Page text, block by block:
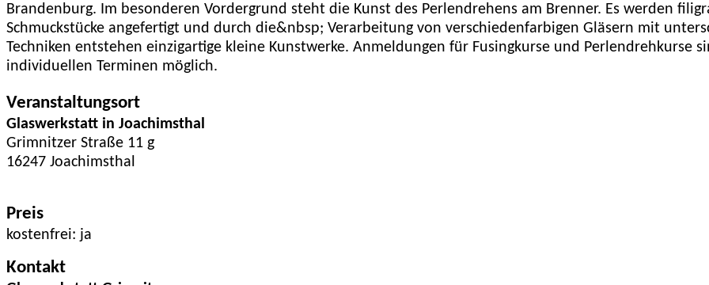
Brandenburg. Im besonderen Vordergrund steht die Kunst des Perlendrehens am Brenner. Es werden
Schmuckstücke angefertigt und durch die&nbsp; Verarbeitung von verschiedenfarbigen Gläsern mit
Techniken entstehen einzigartige kleine Kunstwerke. Anmeldungen für Fusingkurse und Perlendrehkurse
individuellen Terminen möglich.
Veranstaltungsort
Glaswerkstatt in Joachimsthal
Grimnitzer Straße 11 g
16247 Joachimsthal
Preis
kostenfrei: ja
Kontakt